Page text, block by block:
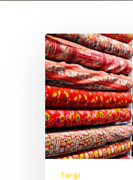
Targi